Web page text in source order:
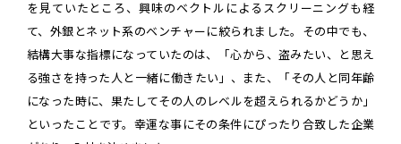
を見ていたところ、興味のベクトルによるスクリーニングも経
て、外銀とネット系のベンチャーに絞られました。その中でも、
結構大事な指標になっていたのは、「心から、盗みたい、と思え
る強さを持った人と一緒に働きたい」、また、「その人と同年齢
になった時に、果たしてその人のレベルを超えられるかどうか」
といったことです。幸運な事にその条件にぴったり合致した企業